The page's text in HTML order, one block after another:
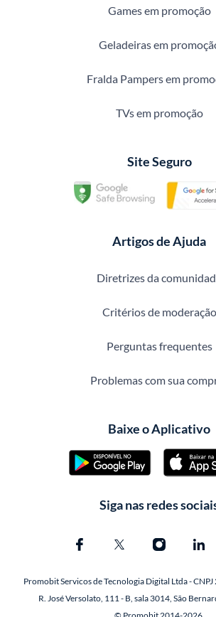
Games em promoção
Geladeiras em
Fralda Pampers em
TVs em promoção
Site Seguro
Artigos de Ajuda
Diretrizes da
Critérios de moderação
Perguntas frequentes
Problemas com sua
Baixe o Aplicativo
Siga nas redes
Promobit Servicos de Tecnologia Digital Ltda -
R. José Versolato, 111 - B, sala 3014, São